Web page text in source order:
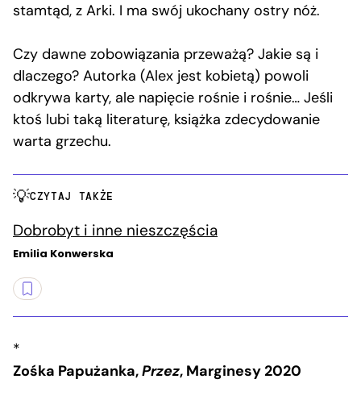
stamtąd, z Arki. I ma swój ukochany ostry nóż.
Czy dawne zobowiązania przeważą? Jakie są i
dlaczego? Autorka (Alex jest kobietą) powoli
odkrywa karty, ale napięcie rośnie i rośnie… Jeśli
ktoś lubi taką literaturę, książka zdecydowanie
warta grzechu.
CZYTAJ TAKŻE
Dobrobyt i inne nieszczęścia
Emilia Konwerska
*
Zośka Papużanka,Przez, Marginesy 2020